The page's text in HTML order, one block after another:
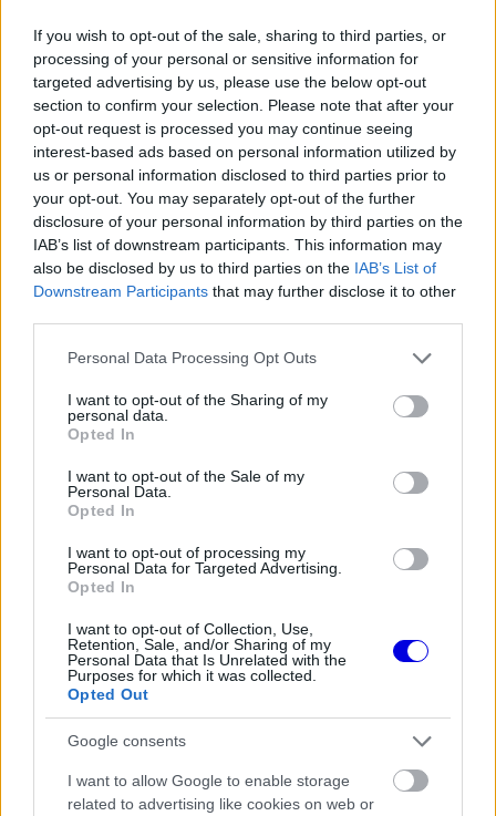
If you wish to opt-out of the sale, sharing to third parties, or
processing of your personal or sensitive information for
targeted advertising by us, please use the below opt-out
section to confirm your selection. Please note that after your
opt-out request is processed you may continue seeing
interest-based ads based on personal information utilized by
us or personal information disclosed to third parties prior to
your opt-out. You may separately opt-out of the further
disclosure of your personal information by third parties on the
IAB’s list of downstream participants. This information may
also be disclosed by us to third parties on the IAB’s List of
Downstream Participants that may further disclose it to other
Please note that this website/app uses one or more Google
not limited to your visit or usage behaviour. You may click to
grant or deny consent to Google and its third-party tags to
use your data for below specified purposes in below Google
consent section.
Personal Data Processing Opt Outs
I want to opt-out of the Sharing of my
personal data.
Opted In
I want to opt-out of the Sale of my
Personal Data.
Opted In
I want to opt-out of processing my
Personal Data for Targeted Advertising.
Opted In
I want to opt-out of Collection, Use,
Retention, Sale, and/or Sharing of my
Personal Data that Is Unrelated with the
Purposes for which it was collected.
Opted Out
Google consents
I want to allow Google to enable storage
related to advertising like cookies on web or
elkerülhetetlenül a 2026-os évre terelődik.
EZEKET IS AJÁNLJUK
FORMA-1
A McLaren óriási hibát követne el
Max Verstappen leigazolásával
Kimi Räikkönen, akinek több
világbajnoki címet kellett volna
FORMA-1
A Red Bullnak sikerült megtartania Verstappen
szolgálatait még egy évre, mivel a szerződésében
szereplő záradékok nem aktiválódtak a nyári
szünetben. Az viszont kérdéses, hogy kitölti-e
jelenlegi kontraktusát 2028 végéig.